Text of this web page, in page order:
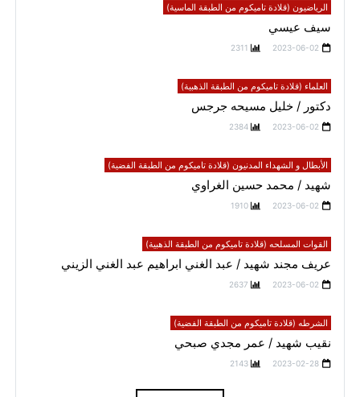
الرياضيون (قلادة تاميكوم من الطبقة الماسية)
سيف عيسي
2023-06-02
2311
العلماء (قلادة تاميكوم من الطبقة الذهبية)
دكتور / خليل مسيحه جرجس
2023-06-02
2384
الأبطال و الشهداء المدنيون (قلادة تاميكوم من الطبقة الفضية)
شهيد / محمد حسين الغراوي
2023-06-02
1910
القوات المسلحه (قلادة تاميكوم من الطبقة الذهبية)
عريف مجند شهيد / عبد الغني ابراهيم عبد الغني الزيني
2023-06-02
2637
الشرطه (قلادة تاميكوم من الطبقة الفضية)
نقيب شهيد / عمر مجدي صبحي
2023-02-28
2143